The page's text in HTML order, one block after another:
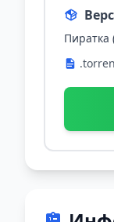
Пиратка